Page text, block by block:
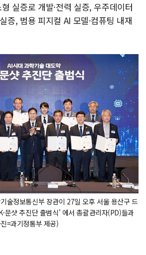
실증로 개발·전력 실증, 우주데이터
증, 범용 피지컬 AI 모델·컴퓨팅 내재
술정보통신부 장관이 27일 오후 서울 용산구 드
문샷 추진단 출범식' 에서 총괄관리자(PD)들과
=과기정통부 제공)